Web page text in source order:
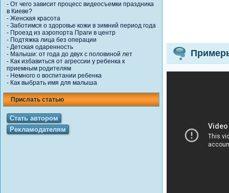
- От чего зависит процесс видеосъемки праздника
в Киеве?
- Женская красота
- Заботимся о здоровье кожи в зимний период года
- Проезд из аэропорта Праги в центр
- Подтяжка лица без операции
- Детская одаренность
- Малыши: от года до двух с половиной лет
- Как избавиться от агрессии у ребенка к
приемным родителям
- Немного о воспитании ребенка
- Как выбрать имя для малыша
Прислать статью
Стать автором
Рекламодателям